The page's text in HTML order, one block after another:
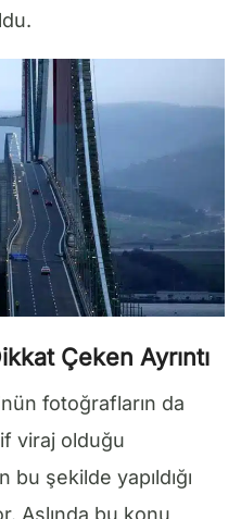
Çeken Ayrıntı
fotoğrafların da
viraj olduğu
şekilde yapıldığı
Aslında bu konu